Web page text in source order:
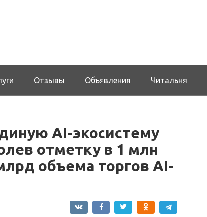
Отзывы Объявления Читальня
AI-экосистему
отметку в 1 млн
объема торгов AI-